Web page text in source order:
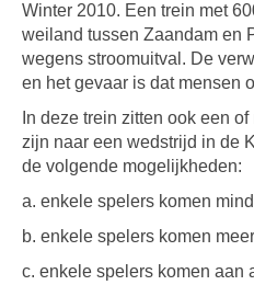
Winter 2010. Een trein met
weiland tussen Zaandam en
wegens stroomuitval. De
en het gevaar is dat mensen
In deze trein zitten ook een
zijn naar een wedstrijd in de
de volgende mogelijkheden:
a. enkele spelers komen
b. enkele spelers komen
c. enkele spelers komen aan